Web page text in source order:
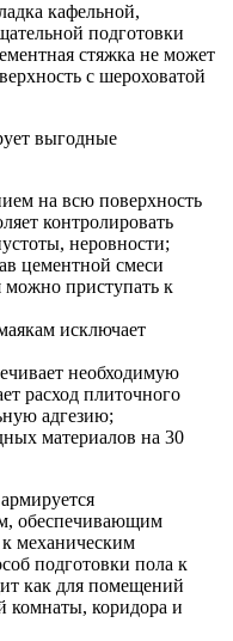
кафельной,
подготовки
стяжка не может
с шероховатой
выгодные
на всю поверхность
контролировать
неровности;
цементной смеси
можно приступать к
исключает
необходимую
расход плиточного
адгезию;
материалов на 30
обеспечивающим
механическим
подготовки пола к
как для помещений
комнаты, коридора и